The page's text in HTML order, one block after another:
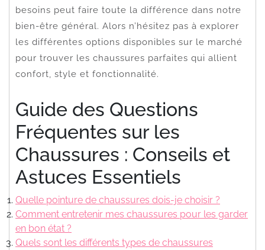
besoins peut faire toute la différence dans notre
bien-être général. Alors n’hésitez pas à explorer
les différentes options disponibles sur le marché
pour trouver les chaussures parfaites qui allient
confort, style et fonctionnalité.
Guide des Questions
Fréquentes sur les
Chaussures : Conseils et
Astuces Essentiels
Quelle pointure de chaussures dois-je choisir ?
Comment entretenir mes chaussures pour les garder
en bon état ?
Quels sont les différents types de chaussures